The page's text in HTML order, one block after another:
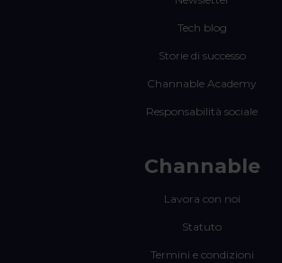
Tech blog
Storie di successo
Channable Academy
Responsabilità sociale
Channable
Lavora con noi
Statuto
Termini e condizioni